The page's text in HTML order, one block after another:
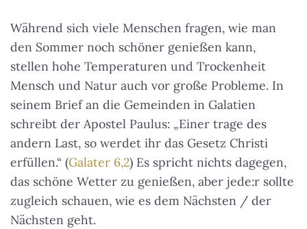
Während sich viele Menschen fragen, wie man
den Sommer noch schöner genießen kann,
stellen hohe Temperaturen und Trockenheit
Mensch und Natur auch vor große Probleme. In
seinem Brief an die Gemeinden in Galatien
schreibt der Apostel Paulus: „Einer trage des
andern Last, so werdet ihr das Gesetz Christi
erfüllen.“ (Galater 6,2) Es spricht nichts dagegen,
das schöne Wetter zu genießen, aber jede:r sollte
zugleich schauen, wie es dem Nächsten / der
Nächsten geht.